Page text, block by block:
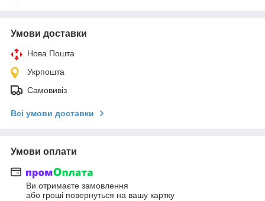
Умови доставки
Нова Пошта
Укрпошта
Самовивіз
Всі умови доставки
Умови оплати
Ви отримаєте замовлення
або гроші повернуться на вашу картку